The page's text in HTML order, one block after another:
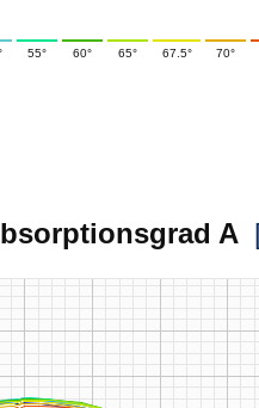
55° 60° 65° 67.5° 70°
A